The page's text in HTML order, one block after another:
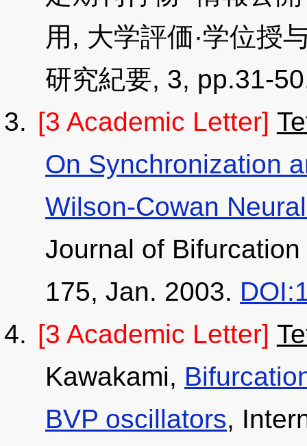
用, 大学評価·学位授
研究紀要, 3, pp.31-
[3 Academic Letter]
On Synchronization
Wilson-Cowan
Journal of
175, Jan. 2003.
[3 Academic Letter]
Kawakami,
BVP oscillators,